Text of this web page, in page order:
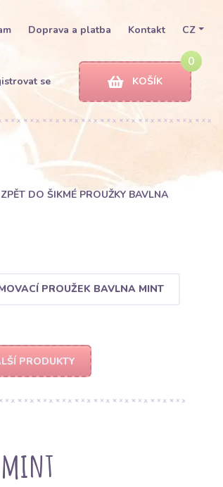
Doprava a platba Kontakt CZ
se
0
KOŠÍK
ZPĚT DO ŠIKMÉ PROUŽKY BAVLNA
PROUŽEK BAVLNA MINT
PRODUKTY
mint